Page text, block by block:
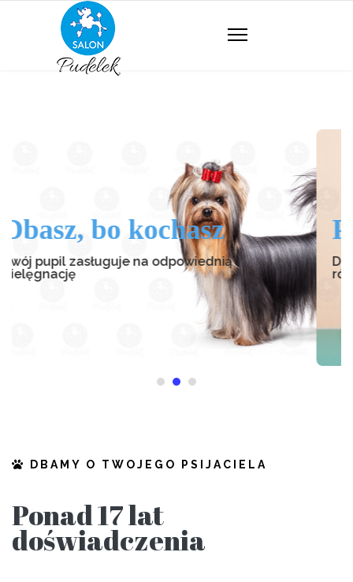
odpowiednią
Pielęgnacja
Dbając o wygląd
równocześnie
DBAMY O TWOJEGO PSIJACIELA
Ponad 17 lat
doświadczenia